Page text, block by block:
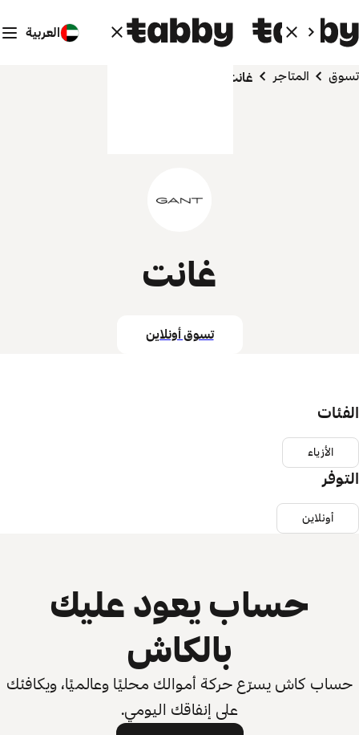
العربية
تسوق المتاجر غانت
غانت
تسوق أونلاين
الفئات
الأزياء
التوفر
أونلاين
حساب يعود عليك
بالكاش
حساب كاش يسرّع حركة أموالك محليًا وعالميًا، ويكافئك
على إنفاقك اليومي.